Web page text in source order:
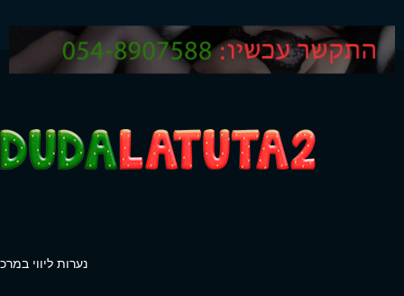
נערות ליווי